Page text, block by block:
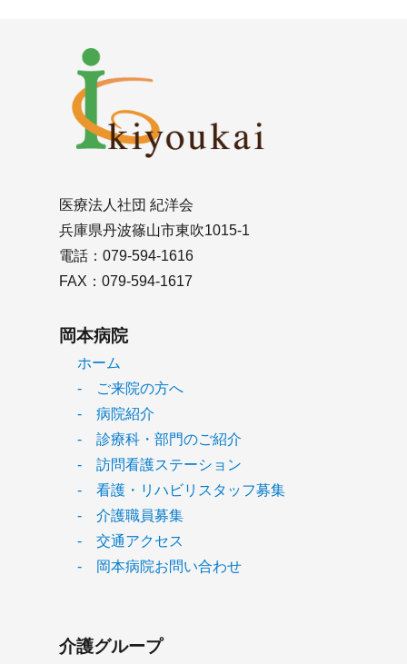
医療法人社団 紀洋会
兵庫県丹波篠山市東吹1015-1
電話：079-594-1616
FAX：079-594-1617
岡本病院
ホーム
- ご来院の方へ
- 病院紹介
- 診療科・部門のご紹介
- 訪問看護ステーション
- 看護・リハビリスタッフ募集
- 介護職員募集
- 交通アクセス
- 岡本病院お問い合わせ
介護グループ